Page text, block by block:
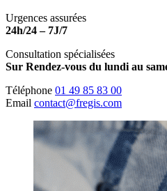
Urgences assurées
24h/24 – 7J/7
Consultation spécialisées
Sur Rendez-vous du lundi au
Téléphone 01 49 85 83 00
Email contact@fregis.com